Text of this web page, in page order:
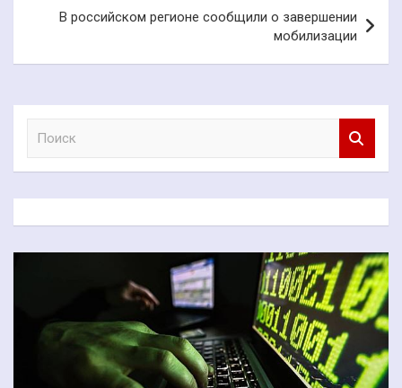
В российском регионе сообщили о завершении
мобилизации
к